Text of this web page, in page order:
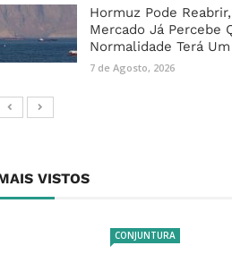
Hormuz Pode
Mercado Já Percebe
Normalidade Terá
7 de Agosto, 2026
VISTOS
CONJUNTURA